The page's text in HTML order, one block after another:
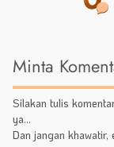
Minta
Silakan tulis
ya...
Dan jangan